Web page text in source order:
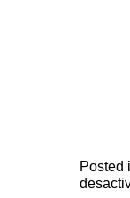
Posted